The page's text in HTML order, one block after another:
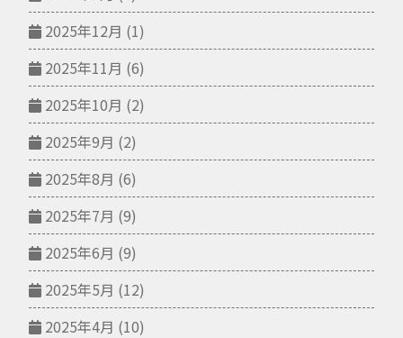
2025年12月 (1)
2025年11月 (6)
2025年10月 (2)
2025年9月 (2)
2025年8月 (6)
2025年7月 (9)
2025年6月 (9)
2025年5月 (12)
2025年4月 (10)